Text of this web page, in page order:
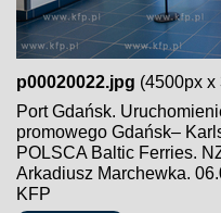
p00020022.jpg (4500px x
Port Gdańsk.
promowego Gdańsk–
POLSCA Baltic Ferries.
Arkadiusz Marchewka.
KFP